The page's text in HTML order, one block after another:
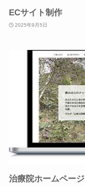
ECサイト制作
2025年9月5日
治療院ホームページ